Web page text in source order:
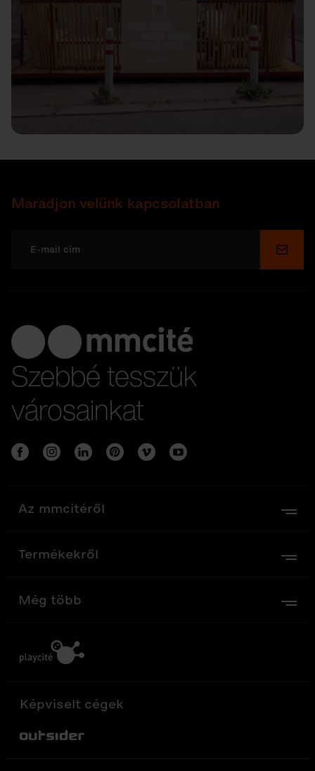
Maradjon velünk kapcsolatban
Szebbé tesszük
városainkat
Az mmcitéről
Termékekről
Még több
Képviselt cégek
Out-Sider